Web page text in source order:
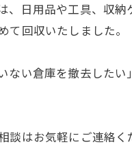
日用品や工具、収
回収いたしました。
ない倉庫を撤去した
はお気軽にご連絡く